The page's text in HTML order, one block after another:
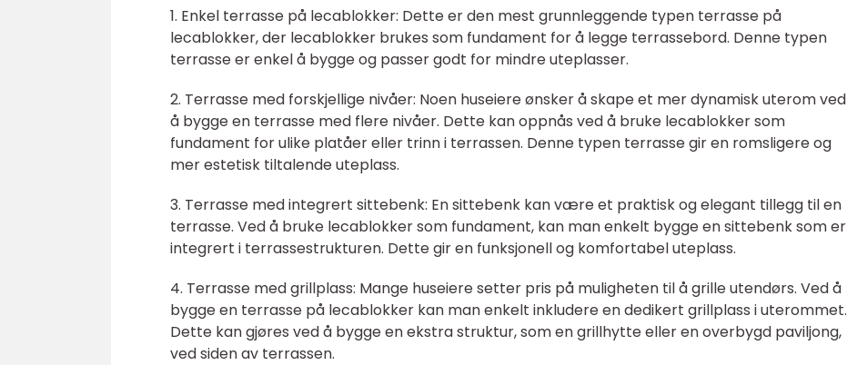
1. Enkel terrasse på lecablokker: Dette er den mest grunnleggende typen terrasse på
lecablokker, der lecablokker brukes som fundament for å legge terrassebord. Denne typen
terrasse er enkel å bygge og passer godt for mindre uteplasser.
2. Terrasse med forskjellige nivåer: Noen huseiere ønsker å skape et mer dynamisk uterom ved
å bygge en terrasse med flere nivåer. Dette kan oppnås ved å bruke lecablokker som
fundament for ulike platåer eller trinn i terrassen. Denne typen terrasse gir en romsligere og
mer estetisk tiltalende uteplass.
3. Terrasse med integrert sittebenk: En sittebenk kan være et praktisk og elegant tillegg til en
terrasse. Ved å bruke lecablokker som fundament, kan man enkelt bygge en sittebenk som er
integrert i terrassestrukturen. Dette gir en funksjonell og komfortabel uteplass.
4. Terrasse med grillplass: Mange huseiere setter pris på muligheten til å grille utendørs. Ved å
bygge en terrasse på lecablokker kan man enkelt inkludere en dedikert grillplass i uterommet.
Dette kan gjøres ved å bygge en ekstra struktur, som en grillhytte eller en overbygd paviljong,
ved siden av terrassen.